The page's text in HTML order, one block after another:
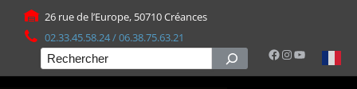
26 rue de l’Europe, 50710 Créances
02.33.45.58.24 / 06.38.75.63.21
Facebook
Instagram
YouTube
Rechercher
Panneau de gestion des cookies